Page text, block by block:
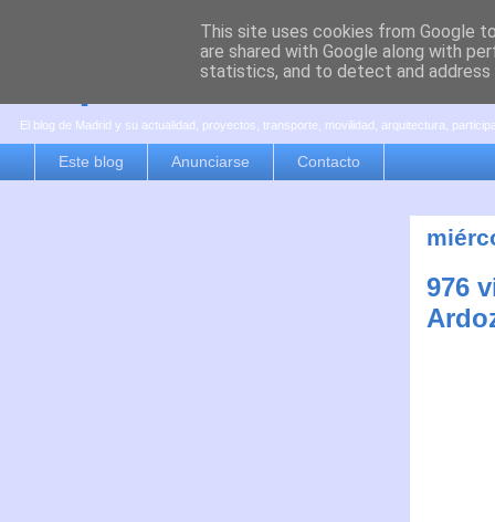
es por madrid
El blog de Madrid y su actualidad, proyectos, transporte, movilidad, arquitectura,
Este blog Anunciarse Contacto
976
This site uses cookies from Google
are shared with Google along with
statistics, and to detect and address